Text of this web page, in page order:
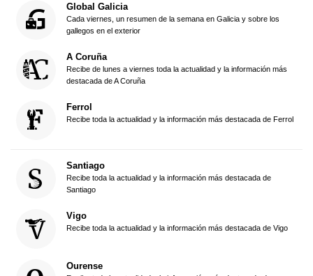
Global Galicia
Cada viernes, un resumen de la semana en Galicia y sobre los
gallegos en el exterior
A Coruña
Recibe de lunes a viernes toda la actualidad y la información más
destacada de A Coruña
Ferrol
Recibe toda la actualidad y la información más destacada de Ferrol
Santiago
Recibe toda la actualidad y la información más destacada de
Santiago
Vigo
Recibe toda la actualidad y la información más destacada de Vigo
Ourense